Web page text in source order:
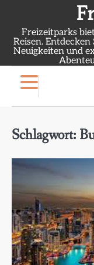
contentFreizeitparks
Reisen.
Neuigkeiten und
Schlagwort: